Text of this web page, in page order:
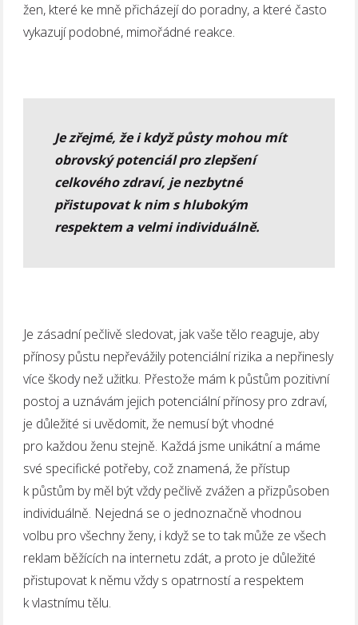
žen, které ke mně přicházejí do poradny, a které často
vykazují podobné, mimořádné reakce.
Je zřejmé, že i když půsty mohou mít
obrovský potenciál pro zlepšení
celkového zdraví, je nezbytné
přistupovat k nim s hlubokým
respektem a velmi individuálně.
Je zásadní pečlivě sledovat, jak vaše tělo reaguje, aby
přínosy půstu nepřevážily potenciální rizika a nepřinesly
více škody než užitku. Přestože mám k půstům pozitivní
postoj a uznávám jejich potenciální přínosy pro zdraví,
je důležité si uvědomit, že nemusí být vhodné
pro každou ženu stejně. Každá jsme unikátní a máme
své specifické potřeby, což znamená, že přístup
k půstům by měl být vždy pečlivě zvážen a přizpůsoben
individuálně. Nejedná se o jednoznačně vhodnou
volbu pro všechny ženy, i když se to tak může ze všech
reklam běžících na internetu zdát, a proto je důležité
přistupovat k němu vždy s opatrností a respektem
k vlastnímu tělu.